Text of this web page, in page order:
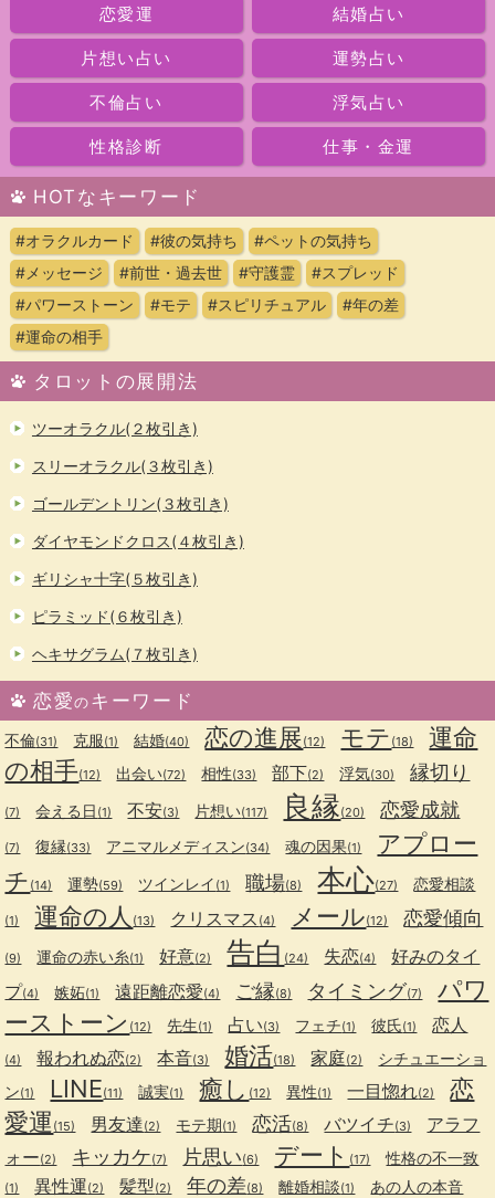
恋愛運 結婚占い
片想い占い 運勢占い
不倫占い 浮気占い
性格診断 仕事・金運
HOTなキーワード
#オラクルカード #彼の気持ち
#ペットの気持ち
#メッセージ
#前世・過去世 #守護霊
#スプレッド
#パワーストーン
#モテ #スピリチュアル
#年の差
#運命の相手
タロットの展開法
ツーオラクル(２枚引き)
スリーオラクル(３枚引き)
ゴールデントリン(３枚引き)
ダイヤモンドクロス(４枚引き)
ギリシャ十字(５枚引き)
ピラミッド(６枚引き)
ヘキサグラム(７枚引き)
恋愛のキーワード
不倫(31) 克服(1) 結婚(40) 恋の進展(12) モテ (18)
運命
の相手(12) 出会い(72) 相性(33) 部下(2) 浮気(30) 縁切り
(7) 会える日 (1) 不安(3) 片想い(117) 良縁(20) 恋愛成就
(7) 復縁(33) アニマルメディスン(34) 魂の因果(1)
アプロー
チ (14) 運勢(59) ツインレイ (1) 職場(8) 本心(27) 恋愛相談
(1) 運命の人 (13) クリスマス (4) メール(12) 恋愛傾向
(9) 運命の赤い糸(1) 好意(2) 告白 (24) 失恋(4)
好みのタイ
プ(4) 嫉妬(1) 遠距離恋愛(4) ご縁(8) タイミング(7)
パワ
ーストーン (12) 先生(1) 占い(3) フェチ(1) 彼氏(1) 恋人
(4) 報われぬ恋(2) 本音(3) 婚活(18) 家庭(2)
シチュエーショ
ン(1) LINE(11) 誠実(1) 癒し (12) 異性(1) 一目惚れ(2)
恋
愛運 (15) 男友達(2) モテ期(1) 恋活(8) バツイチ(3)
アラフ
ォー(2) キッカケ(7) 片思い(6) デート (17) 性格の不一致
(1) 異性運(2) 髪型(2) 年の差(8) 離婚相談(1) あの人の本音